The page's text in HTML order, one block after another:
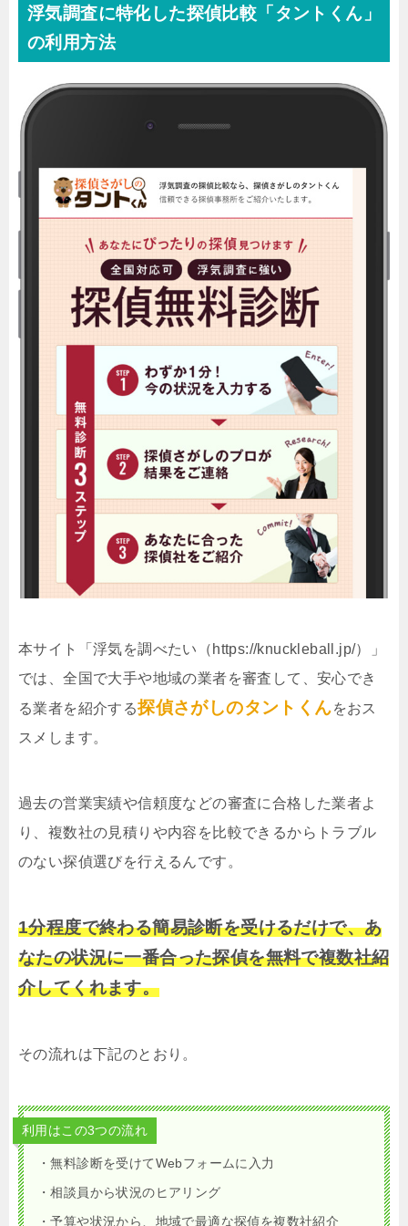
浮気調査に特化した探偵比較「タントくん」
の利用方法
本サイト「浮気を調べたい（https://knuckleball.jp/）」
では、全国で大手や地域の業者を審査して、安心でき
る業者を紹介する探偵さがしのタントくんをおス
スメします。
過去の営業実績や信頼度などの審査に合格した業者よ
り、複数社の見積りや内容を比較できるからトラブル
のない探偵選びを行えるんです。
1分程度で終わる簡易診断を受けるだけで、あ
なたの状況に一番合った探偵を無料で複数社紹
介してくれます。
その流れは下記のとおり。
利用はこの3つの流れ
・無料診断を受けてWebフォームに入力
・相談員から状況のヒアリング
・予算や状況から、地域で最適な探偵を複数社紹介